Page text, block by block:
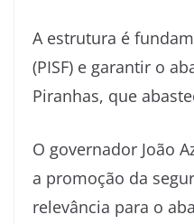
A estrutura é
(PISF) e garantir o
Piranhas, que
O governador João
a promoção da
relevância para o